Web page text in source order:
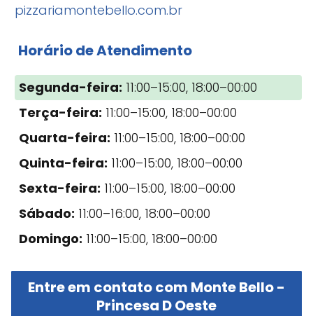
pizzariamontebello.com.br
Horário de Atendimento
Segunda-feira: 11:00–15:00, 18:00–00:00
Terça-feira: 11:00–15:00, 18:00–00:00
Quarta-feira: 11:00–15:00, 18:00–00:00
Quinta-feira: 11:00–15:00, 18:00–00:00
Sexta-feira: 11:00–15:00, 18:00–00:00
Sábado: 11:00–16:00, 18:00–00:00
Domingo: 11:00–15:00, 18:00–00:00
Entre em contato com Monte Bello -
Princesa D Oeste